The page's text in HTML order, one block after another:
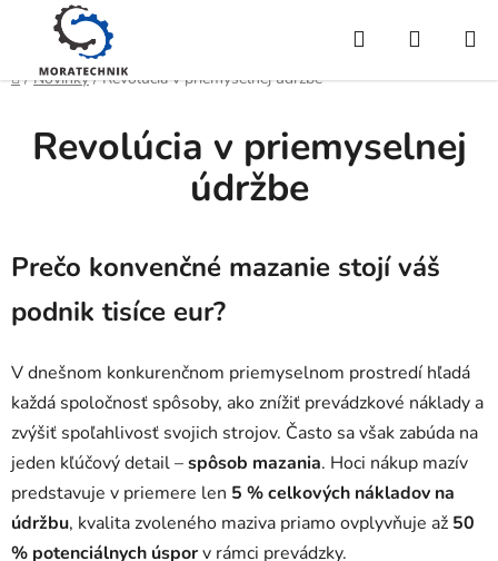
Hľadať
KOŠÍK
Domov
/ Novinky / Revolúcia v priemyselnej údržbe
Revolúcia v priemyselnej
údržbe
Prečo konvenčné mazanie stojí váš
podnik tisíce eur?
V dnešnom konkurenčnom priemyselnom prostredí hľadá
každá spoločnosť spôsoby, ako znížiť prevádzkové náklady a
zvýšiť spoľahlivosť svojich strojov. Často sa však zabúda na
jeden kľúčový detail –spôsob mazania. Hoci nákup mazív
predstavuje v priemere len 5 % celkových nákladov na
údržbu, kvalita zvoleného maziva priamo ovplyvňuje až 50
% potenciálnych úsporv rámci prevádzky.